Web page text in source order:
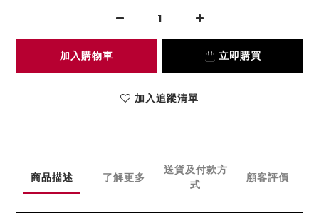
加入購物車 立即購買
加入追蹤清單
商品描述 了解更多
送貨及付款方
式
顧客評價